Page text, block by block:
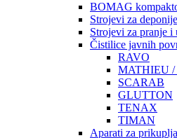
BOMAG
Strojevi za
Strojevi za pranje i
Čistilice javnih
RAVO
MATHIEU /
SCARAB
GLUTTON
TENAX
TIMAN
Aparati za